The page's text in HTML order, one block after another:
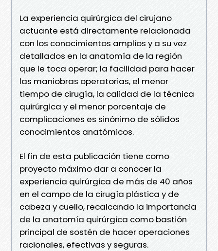
La experiencia quirúrgica del cirujano
actuante está directamente relacionada
con los conocimientos amplios y a su vez
detallados en la anatomía de la región
que le toca operar; la facilidad para hacer
las maniobras operatorias, el menor
tiempo de cirugía, la calidad de la técnica
quirúrgica y el menor porcentaje de
complicaciones es sinónimo de sólidos
conocimientos anatómicos.
El fin de esta publicación tiene como
proyecto máximo dar a conocer la
experiencia quirúrgica de más de 40 años
en el campo de la cirugía plástica y de
cabeza y cuello, recalcando la importancia
de la anatomía quirúrgica como bastión
principal de sostén de hacer operaciones
racionales, efectivas y seguras.